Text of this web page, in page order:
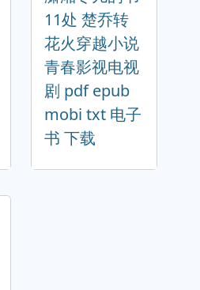
11处 楚乔转
花火穿越小说
青春影视电视
剧 pdf epub
mobi txt 电子
书 下载